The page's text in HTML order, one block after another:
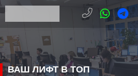
ВАШ ЛИФТ В ТОП